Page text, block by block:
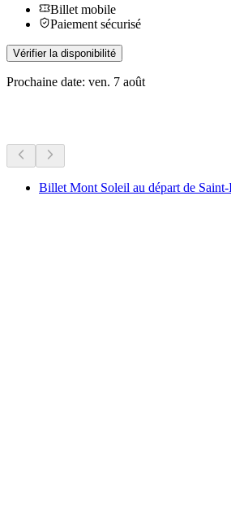
Billet mobile
Paiement sécurisé
Vérifier la disponibilité
Prochaine date: ven. 7 août
Billet Mont Soleil au départ de